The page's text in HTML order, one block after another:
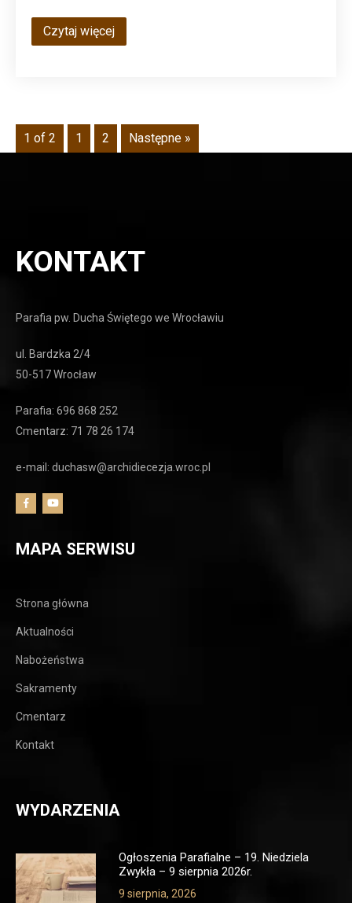
Czytaj więcej
1 of 2 1 2 Następne »
KONTAKT
Parafia pw. Ducha Świętego we Wrocławiu
ul. Bardzka 2/4
50-517 Wrocław
Parafia: 696 868 252
Cmentarz: 71 78 26 174
e-mail: duchasw@archidiecezja.wroc.pl
MAPA SERWISU
Strona główna
Aktualności
Nabożeństwa
Sakramenty
Cmentarz
Kontakt
WYDARZENIA
Ogłoszenia Parafialne – 19. Niedziela
Zwykła – 9 sierpnia 2026r.
9 sierpnia, 2026